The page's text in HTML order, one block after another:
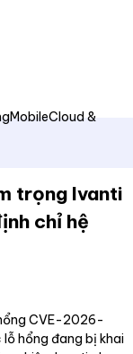
MobileCloud &
trọng Ivanti
chỉ hệ
CVE-2026-
hổng đang bị khai